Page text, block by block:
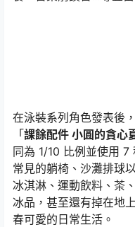
在泳裝系列角色發表後
「課餘配件 小圓的貪心
同為 1/10 比例並使用
常見的躺椅、沙灘排球
冰淇淋、運動飲料、茶
冰品，甚至還有掉在地
春可愛的日常生活。